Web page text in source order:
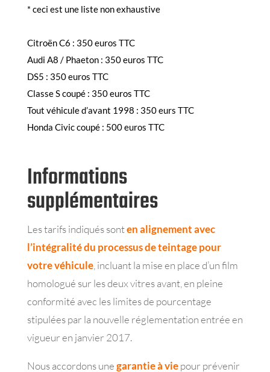
* ceci est une liste non exhaustive
Citroën C6 : 350 euros TTC
Audi A8 / Phaeton : 350 euros TTC
DS5 : 350 euros TTC
Classe S coupé : 350 euros TTC
Tout véhicule d’avant 1998 : 350 eurs TTC
Honda Civic coupé : 500 euros TTC
Informations
supplémentaires
Les tarifs indiqués sonten alignement avec
l’intégralité du processus de teintage pour
votre véhicule, incluant la mise en place d’un film
homologué sur les deux vitres avant, en pleine
conformité avec les limites de pourcentage
stipulées par la nouvelle réglementation entrée en
vigueur en janvier 2017.
Nous accordons unegarantie à viepour prévenir